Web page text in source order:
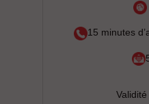
15 minutes